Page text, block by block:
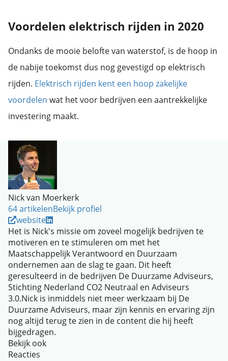
Voordelen elektrisch rijden in 2020
Ondanks de mooie belofte van waterstof, is de hoop in
de nabije toekomst dus nog gevestigd op elektrisch
rijden. Elektrisch rijden kent een hoop zakelijke
voordelen wat het voor bedrijven een aantrekkelijke
investering maakt.
Nick van Moerkerk
64 artikelenBekijk profiel
website
Het is Nick's missie om zoveel mogelijk bedrijven te
motiveren en te stimuleren om met het
Maatschappelijk Verantwoord en Duurzaam
ondernemen aan de slag te gaan. Dit heeft
geresulteerd in de bedrijven De Duurzame Adviseurs,
Stichting Nederland CO2 Neutraal en Adviseurs
3.0.Nick is inmiddels niet meer werkzaam bij De
Duurzame Adviseurs, maar zijn kennis en ervaring zijn
nog altijd terug te zien in de content die hij heeft
bijgedragen.
Bekijk ook
Reacties